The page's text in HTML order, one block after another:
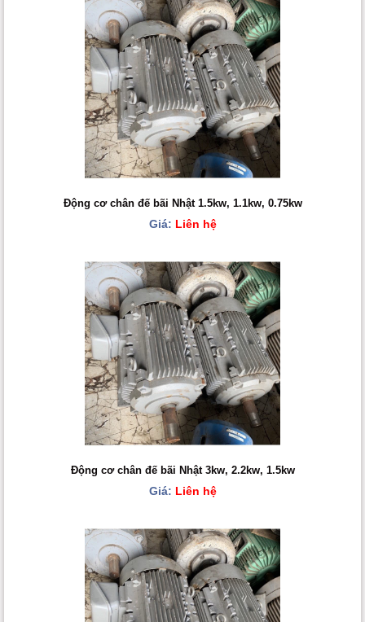
Động cơ chân đế bãi Nhật 1.5kw, 1.1kw, 0.75kw
Giá: Liên hệ
Động cơ chân đế bãi Nhật 3kw, 2.2kw, 1.5kw
Giá: Liên hệ